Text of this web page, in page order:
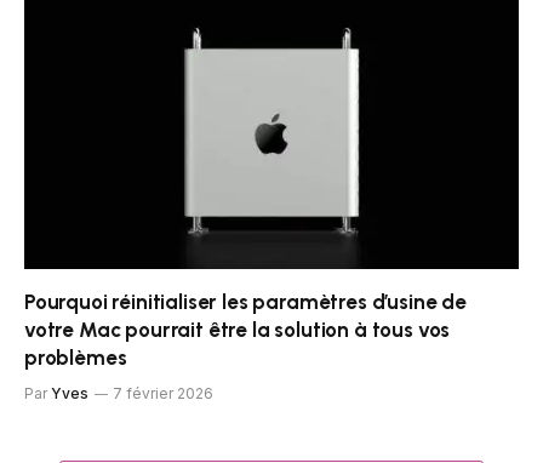
Pourquoi réinitialiser les paramètres d’usine de
votre Mac pourrait être la solution à tous vos
problèmes
Par Yves 7 février 2026